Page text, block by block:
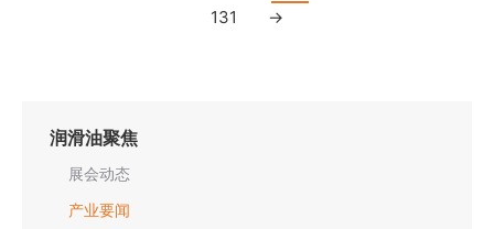
131
→
润滑油聚焦
展会动态
产业要闻